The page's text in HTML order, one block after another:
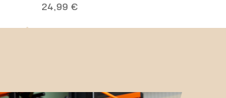
24,99 €